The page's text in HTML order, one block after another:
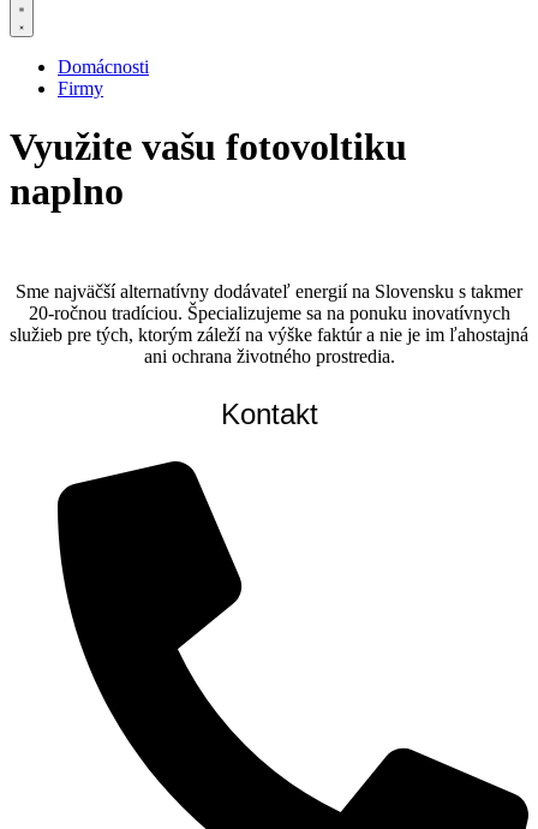
Domácnosti
Firmy
Využite vašu fotovoltiku
naplno
Sme najväčší alternatívny dodávateľ energií na Slovensku s takmer
20-ročnou tradíciou. Špecializujeme sa na ponuku inovatívnych
služieb pre tých, ktorým záleží na výške faktúr a nie je im ľahostajná
ani ochrana životného prostredia.
Kontakt